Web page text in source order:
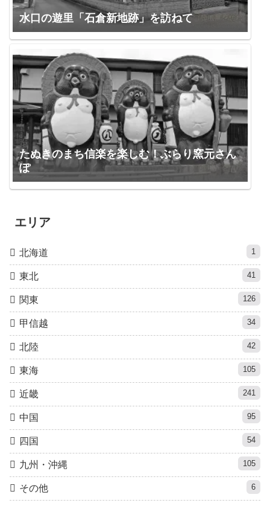
水口の遊里「石倉新地跡」を訪ねて
たぬきのまち信楽を楽しむ！ぶらり窯元さん
ぽ
エリア
北海道 1
東北 41
関東 126
甲信越 34
北陸 42
東海 105
近畿 241
中国 95
四国 54
九州・沖縄 105
その他 6